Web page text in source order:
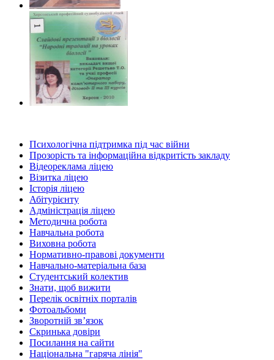
Психологічна підтримка під час війни
Прозорість та інформаційна відкритість закладу
Відеореклама ліцею
Візитка ліцею
Історія ліцею
Абітурієнту
Адміністрація ліцею
Методична робота
Навчальна робота
Виховна робота
Нормативно-правові документи
Навчально-матеріальна база
Студентський колектив
Знати, щоб вижити
Перелік освітніх порталів
Фотоальбоми
Зворотній зв’язок
Скринька довіри
Посилання на сайти
Національна "гаряча лінія"